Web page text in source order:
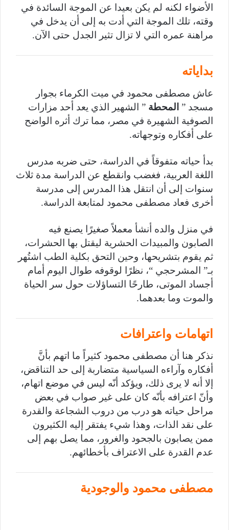
الأضواء لكنه لم يكن بعيدا عن الموجة السائدة في
وقته، تلك الموجة التي أدت به إلى أن يدخل في
مراهنة عمره التي لا تزال تثير الجدل حتى الآن.
بداياته
عاش مصطفى محمود في ميت الكرماء بجوار
مسجد ” المحطة ” الشهير الذي يعد أحد مزارات
الصوفية الشهيرة في مصر، مما ترك أثره الواضح
على أفكاره وتوجهاته.
بدأ حياته متفوقاً في الدراسة، حتى ضربه مدرس
اللغة العربية، فغضب وانقطع عن الدراسة مدة ثلاث
سنوات إلى أن انتقل هذا المدرس إلى مدرسة
أخرى فعاد مصطفى محمود لمتابعة الدراسة.
في منزل والده أنشأ معملاً صغيرًا يصنع فيه
الصابون والمبيدات الحشرية ليقتل بها الحشرات،
ثم يقوم بتشريحها، وحين التحق بكلية الطب اشتُهر
بـ” المشرحجي “، نظرًا لوقوفه طوال اليوم أمام
أجساد الموتى، طارحًا التساؤلات حول سر الحياة
والموت وما بعدهما.
اتهامات واعترافات
نذكر هنا أن مصطفى محمود كثيراً ما اتهم بأنَّ
أفكاره وآراءه السياسية متضاربة إلى حد التناقض،
إلا أنه لا يرى ذلك، ويؤكد أنّه ليس في موضع اتهام،
وأنّ اعترافه بأنّه كان على غير صواب في بعض
مراحل حياته هو درب من دروب الشجاعة والقدرة
على نقد الذات، وهذا شيء يفتقر إليه الكثيرون
ممن يصابون بالجحود والغرور، مما يصل بهم إلى
عدم القدرة على الاعتراف بأخطائهم.
مصطفى محمود والوجودية